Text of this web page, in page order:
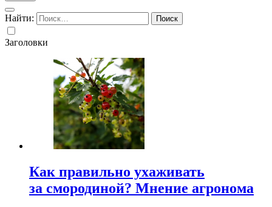
Найти:
Заголовки
Как правильно ухаживать
за смородиной? Мнение агронома